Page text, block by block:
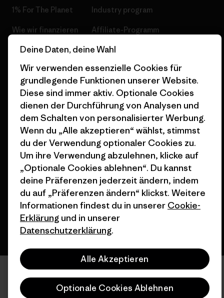
1% For The Planet
Wie wir finanzieren
Geschenkgutscheine
Stores in deiner
Nähe
Industry program
Affiliate-Programm
Patagonia Österreich
© 2026 Patagonia, Inc. All Rights Reserved.
Deutsch
Deine Daten, deine Wahl
Wir verwenden essenzielle Cookies für
grundlegende Funktionen unserer Website.
Diese sind immer aktiv. Optionale Cookies
dienen der Durchführung von Analysen und
dem Schalten von personalisierter Werbung.
Wenn du „Alle akzeptieren“ wählst, stimmst
du der Verwendung optionaler Cookies zu.
Um ihre Verwendung abzulehnen, klicke auf
„Optionale Cookies ablehnen“. Du kannst
deine Präferenzen jederzeit ändern, indem
du auf „Präferenzen ändern“ klickst. Weitere
Informationen findest du in unserer Cookie-
Erklärung und in unserer
Datenschutzerklärung.
Alle Akzeptieren
Optionale Cookies Ablehnen